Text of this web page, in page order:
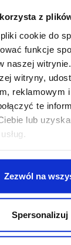
z
cookie do
funkcje
naszej
witryny,
reklamowym
te
lub
Zezwól na
Spersonalizuj
LED 50W,
biały
akryl/